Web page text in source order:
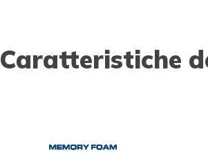
Caratteristiche